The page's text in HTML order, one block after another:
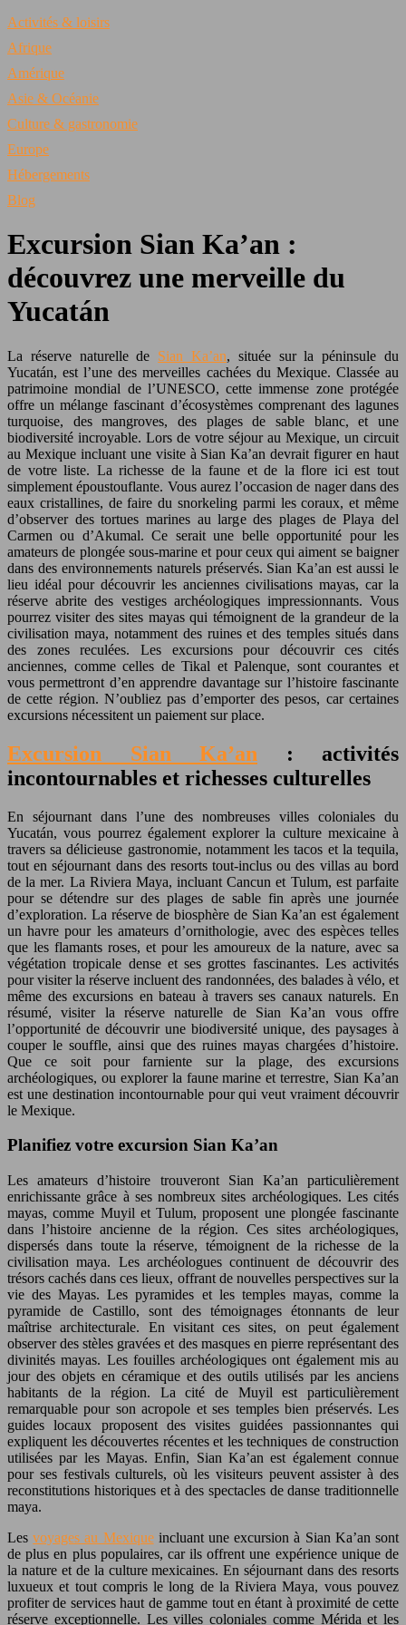
Activités & loisirs
Afrique
Amérique
Asie & Océanie
Culture & gastronomie
Europe
Hébergements
Blog
Excursion Sian Ka’an :
découvrez une merveille du
Yucatán
La réserve naturelle de Sian Ka’an, située sur la péninsule du
Yucatán, est l’une des merveilles cachées du Mexique. Classée au
patrimoine mondial de l’UNESCO, cette immense zone protégée
offre un mélange fascinant d’écosystèmes comprenant des lagunes
turquoise, des mangroves, des plages de sable blanc, et une
biodiversité incroyable. Lors de votre séjour au Mexique, un circuit
au Mexique incluant une visite à Sian Ka’an devrait figurer en haut
de votre liste. La richesse de la faune et de la flore ici est tout
simplement époustouflante. Vous aurez l’occasion de nager dans des
eaux cristallines, de faire du snorkeling parmi les coraux, et même
d’observer des tortues marines au large des plages de Playa del
Carmen ou d’Akumal. Ce serait une belle opportunité pour les
amateurs de plongée sous-marine et pour ceux qui aiment se baigner
dans des environnements naturels préservés. Sian Ka’an est aussi le
lieu idéal pour découvrir les anciennes civilisations mayas, car la
réserve abrite des vestiges archéologiques impressionnants. Vous
pourrez visiter des sites mayas qui témoignent de la grandeur de la
civilisation maya, notamment des ruines et des temples situés dans
des zones reculées. Les excursions pour découvrir ces cités
anciennes, comme celles de Tikal et Palenque, sont courantes et
vous permettront d’en apprendre davantage sur l’histoire fascinante
de cette région. N’oubliez pas d’emporter des pesos, car certaines
excursions nécessitent un paiement sur place.
Excursion Sian Ka’an : activités
incontournables et richesses culturelles
En séjournant dans l’une des nombreuses villes coloniales du
Yucatán, vous pourrez également explorer la culture mexicaine à
travers sa délicieuse gastronomie, notamment les tacos et la tequila,
tout en séjournant dans des resorts tout-inclus ou des villas au bord
de la mer. La Riviera Maya, incluant Cancun et Tulum, est parfaite
pour se détendre sur des plages de sable fin après une journée
d’exploration. La réserve de biosphère de Sian Ka’an est également
un havre pour les amateurs d’ornithologie, avec des espèces telles
que les flamants roses, et pour les amoureux de la nature, avec sa
végétation tropicale dense et ses grottes fascinantes. Les activités
pour visiter la réserve incluent des randonnées, des balades à vélo, et
même des excursions en bateau à travers ses canaux naturels. En
résumé, visiter la réserve naturelle de Sian Ka’an vous offre
l’opportunité de découvrir une biodiversité unique, des paysages à
couper le souffle, ainsi que des ruines mayas chargées d’histoire.
Que ce soit pour farniente sur la plage, des excursions
archéologiques, ou explorer la faune marine et terrestre, Sian Ka’an
est une destination incontournable pour qui veut vraiment découvrir
le Mexique.
Planifiez votre excursion Sian Ka’an
Les amateurs d’histoire trouveront Sian Ka’an particulièrement
enrichissante grâce à ses nombreux sites archéologiques. Les cités
mayas, comme Muyil et Tulum, proposent une plongée fascinante
dans l’histoire ancienne de la région. Ces sites archéologiques,
dispersés dans toute la réserve, témoignent de la richesse de la
civilisation maya. Les archéologues continuent de découvrir des
trésors cachés dans ces lieux, offrant de nouvelles perspectives sur la
vie des Mayas. Les pyramides et les temples mayas, comme la
pyramide de Castillo, sont des témoignages étonnants de leur
maîtrise architecturale. En visitant ces sites, on peut également
observer des stèles gravées et des masques en pierre représentant des
divinités mayas. Les fouilles archéologiques ont également mis au
jour des objets en céramique et des outils utilisés par les anciens
habitants de la région. La cité de Muyil est particulièrement
remarquable pour son acropole et ses temples bien préservés. Les
guides locaux proposent des visites guidées passionnantes qui
expliquent les découvertes récentes et les techniques de construction
utilisées par les Mayas. Enfin, Sian Ka’an est également connue
pour ses festivals culturels, où les visiteurs peuvent assister à des
reconstitutions historiques et à des spectacles de danse traditionnelle
maya.
Lesvoyages au Mexiqueincluant une excursion à Sian Ka’an sont
de plus en plus populaires, car ils offrent une expérience unique de
la nature et de la culture mexicaines. En séjournant dans des resorts
luxueux et tout compris le long de la Riviera Maya, vous pouvez
profiter de services haut de gamme tout en étant à proximité de cette
réserve exceptionnelle. Les villes coloniales comme Mérida et les